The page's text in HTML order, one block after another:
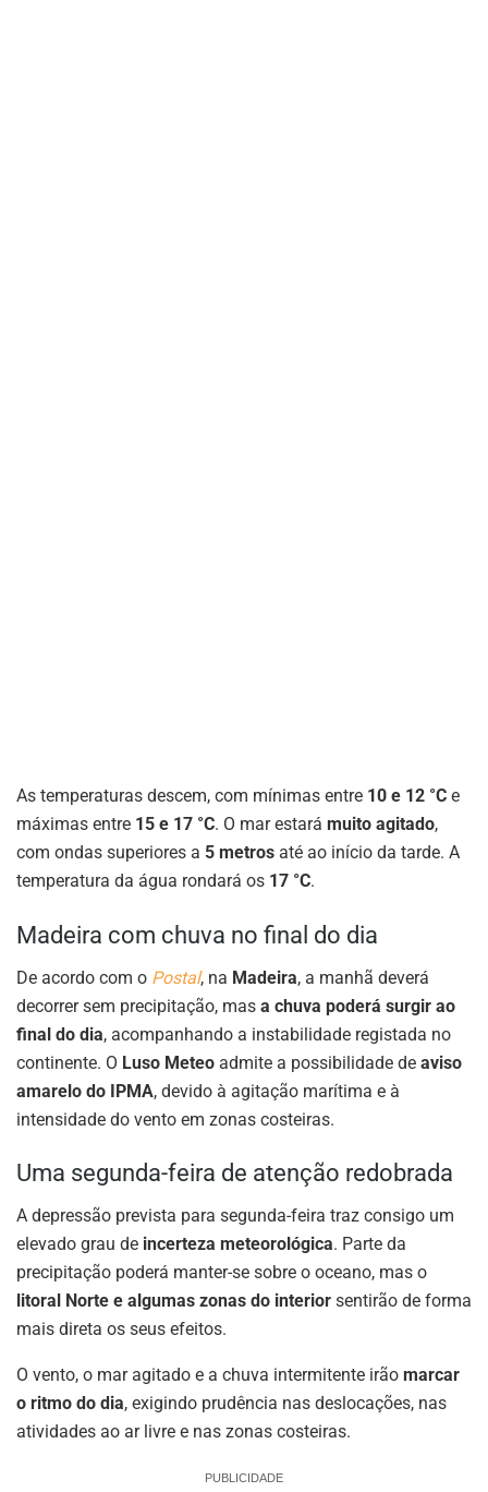
As temperaturas descem, com mínimas entre 10 e 12 °C e
máximas entre 15 e 17 °C. O mar estará muito agitado,
com ondas superiores a 5 metros até ao início da tarde. A
temperatura da água rondará os 17 °C.
Madeira com chuva no final do dia
De acordo com o Postal, na Madeira, a manhã deverá
decorrer sem precipitação, mas a chuva poderá surgir ao
final do dia, acompanhando a instabilidade registada no
continente. O Luso Meteo admite a possibilidade de aviso
amarelo do IPMA, devido à agitação marítima e à
intensidade do vento em zonas costeiras.
Uma segunda-feira de atenção redobrada
A depressão prevista para segunda-feira traz consigo um
elevado grau de incerteza meteorológica. Parte da
precipitação poderá manter-se sobre o oceano, mas o
litoral Norte e algumas zonas do interior sentirão de forma
mais direta os seus efeitos.
O vento, o mar agitado e a chuva intermitente irão marcar
o ritmo do dia, exigindo prudência nas deslocações, nas
atividades ao ar livre e nas zonas costeiras.
PUBLICIDADE